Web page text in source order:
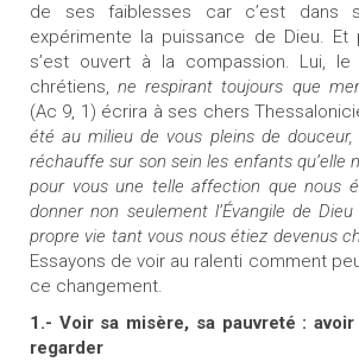
de ses faiblesses car c’est dans
expérimente la puissance de Dieu.
s’est ouvert à la compassion. Lui,
chrétiens,ne respirant toujours que
(Ac 9, 1) écrira à ses chers
été au milieu de vous pleins de
réchauffe sur son sein les enfants qu’elle
pour vous une telle affection que nous
donner non seulement l’Évangile de
propre vie tant vous nous étiez devenus
Essayons de voir au ralenti comment
ce changement.
1.- Voir sa misère, sa pauvreté :
regarder